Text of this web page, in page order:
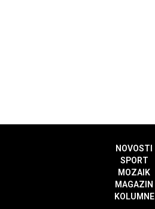
NOVOSTI
SPORT
MOZAIK
MAGAZIN
KOLUMNE